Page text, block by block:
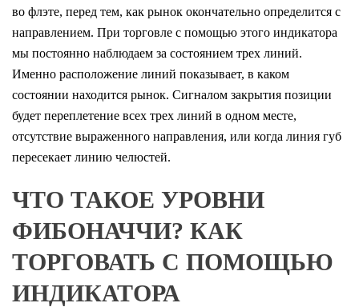
во флэте, перед тем, как рынок окончательно определится с
направлением. При торговле с помощью этого индикатора
мы постоянно наблюдаем за состоянием трех линий.
Именно расположение линий показывает, в каком
состоянии находится рынок. Сигналом закрытия позиции
будет переплетение всех трех линий в одном месте,
отсутствие выраженного направления, или когда линия губ
пересекает линию челюстей.
ЧТО ТАКОЕ УРОВНИ
ФИБОНАЧЧИ? КАК
ТОРГОВАТЬ С ПОМОЩЬЮ
ИНДИКАТОРА